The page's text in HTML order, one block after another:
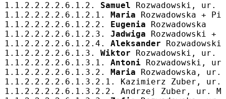
1.1.2.2.2.2.6.1.2. Samuel Rozwadowski, ur.
1.1.2.2.2.2.6.1.2.1.
Maria Rozwadowska +
1.1.2.2.2.2.6.1.2.2.
Eugenia Rozwadowska
1.1.2.2.2.2.6.1.2.3. Jadwiga Rozwadowski +
1.1.2.2.2.2.6.1.2.4. Aleksander
1.1.2.2.2.2.6.1.3. Wiktor Rozwadowski, ur.
1.1.2.2.2.2.6.1.3.1. Antoni Rozwadowski,
1.1.2.2.2.2.6.1.3.2.
Maria Rozwadowska,
1.1.2.2.2.2.6.1.3.2.1. Kazimierz Zuber, ur.
1.1.2.2.2.2.6.1.3.2.2. Andrzej Zuber, ur.